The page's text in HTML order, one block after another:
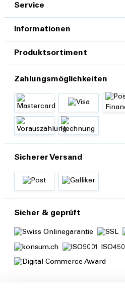
Service
Informationen
Produktsortiment
Zahlungsmöglichkeiten
Sicherer Versand
Sicher & geprüft